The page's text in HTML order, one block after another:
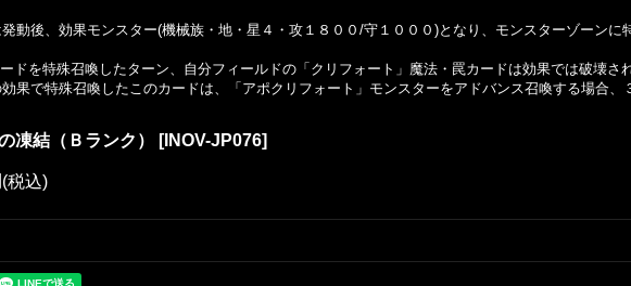
動後、効果モンスター(機械族・地・星４・攻１８００/守１０００)となり、モンスターゾーンに
ドを特殊召喚したターン、自分フィールドの「クリフォート」魔法・罠カードは効果では破壊さ
果で特殊召喚したこのカードは、「アポクリフォート」モンスターをアドバンス召喚する場合、
凍結（Ｂランク） [INOV-JP076]
(税込)